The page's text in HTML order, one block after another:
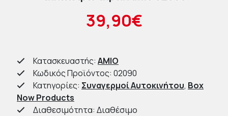
39,90€
Κατασκευαστής: AMIO
Κωδικός Προϊόντος: 02090
Κατηγορίες: Συναγερμοί Αυτοκινήτου, Box
Now Products
Διαθεσιμότητα: Διαθέσιμο